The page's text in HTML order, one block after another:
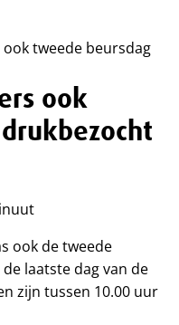
tweede beursdag
ook
ook de tweede
laatste dag van de
zijn tussen 10.00 uur